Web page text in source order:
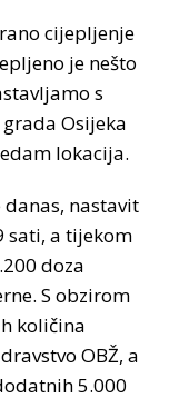
cijepljenje
je nešto
s
Osijeka
lokacija.
nastavit
sati, a tijekom
doza
S obzirom
količina
OBŽ, a
5.000